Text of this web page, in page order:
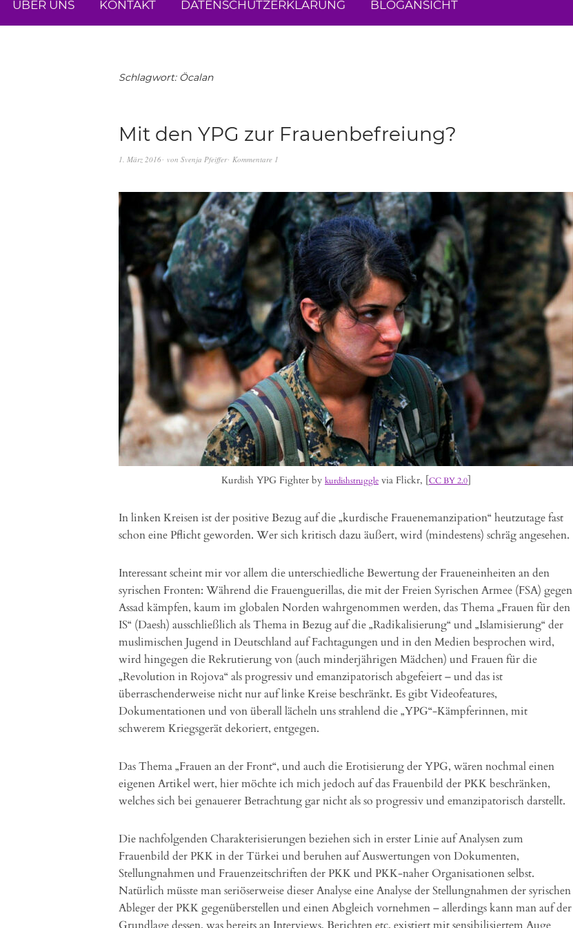
ÜBER UNS KONTAKT DATENSCHUTZERKLÄRUNG BLOGANSICHT
Schlagwort: Öcalan
Mit den YPG zur Frauenbefreiung?
1. März 2016 von Svenja Pfeiffer Kommentare 1
Kurdish YPG Fighter by kurdishstruggle via Flickr, [CC BY 2.0]
In linken Kreisen ist der positive Bezug auf die „kurdische Frauenemanzipation“ heutzutage fast
schon eine Pflicht geworden. Wer sich kritisch dazu äußert, wird (mindestens) schräg angesehen.
Interessant scheint mir vor allem die unterschiedliche Bewertung der Fraueneinheiten an den
syrischen Fronten: Während die Frauenguerillas, die mit der Freien Syrischen Armee (FSA) gegen
Assad kämpfen, kaum im globalen Norden wahrgenommen werden, das Thema „Frauen für den
IS“ (Daesh) ausschließlich als Thema in Bezug auf die „Radikalisierung“ und „Islamisierung“ der
muslimischen Jugend in Deutschland auf Fachtagungen und in den Medien besprochen wird,
wird hingegen die Rekrutierung von (auch minderjährigen Mädchen) und Frauen für die
„Revolution in Rojova“ als progressiv und emanzipatorisch abgefeiert – und das ist
überraschenderweise nicht nur auf linke Kreise beschränkt. Es gibt Videofeatures,
Dokumentationen und von überall lächeln uns strahlend die „YPG“-Kämpferinnen, mit
schwerem Kriegsgerät dekoriert, entgegen.
Das Thema „Frauen an der Front“, und auch die Erotisierung der YPG, wären nochmal einen
eigenen Artikel wert, hier möchte ich mich jedoch auf das Frauenbild der PKK beschränken,
welches sich bei genauerer Betrachtung gar nicht als so progressiv und emanzipatorisch darstellt.
Die nachfolgenden Charakterisierungen beziehen sich in erster Linie auf Analysen zum
Frauenbild der PKK in der Türkei und beruhen auf Auswertungen von Dokumenten,
Stellungnahmen und Frauenzeitschriften der PKK und PKK-naher Organisationen selbst.
Natürlich müsste man seriöserweise dieser Analyse eine Analyse der Stellungnahmen der syrischen
Ableger der PKK gegenüberstellen und einen Abgleich vornehmen – allerdings kann man auf der